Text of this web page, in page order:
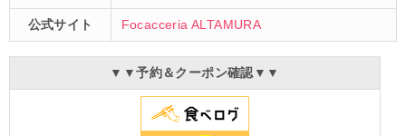
公式サイト Focacceria ALTAMURA
▼▼予約＆クーポン確認▼▼